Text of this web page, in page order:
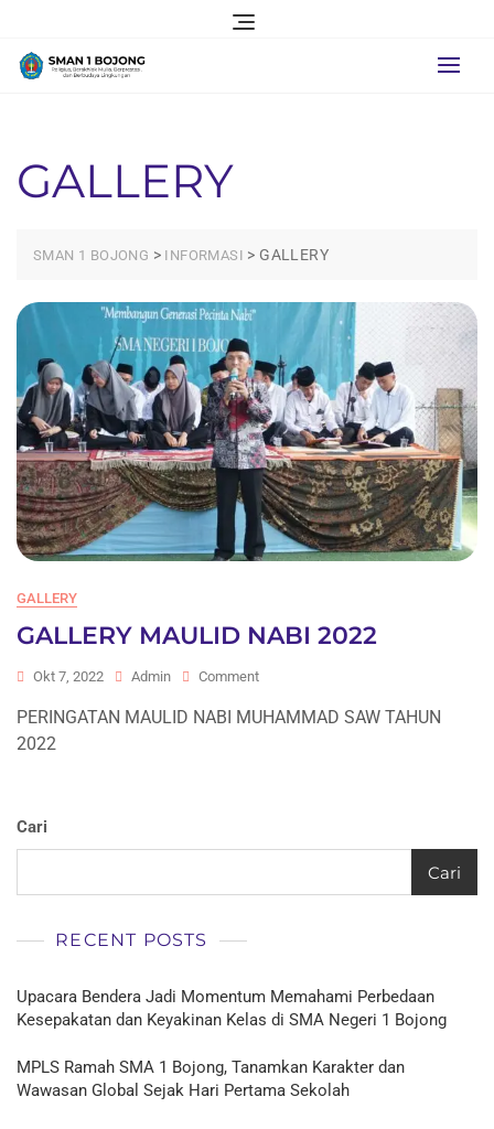
content
GALLERY
SMAN 1 BOJONG > INFORMASI > GALLERY
GALLERY
GALLERY MAULID NABI 2022
Okt 7, 2022 Admin CommentOn
MAULID
PERINGATAN MAULID NABI MUHAMMAD SAW TAHUN
2022
Cari
Cari
RECENT POSTS
Upacara Bendera Jadi Momentum Memahami Perbedaan
Kesepakatan dan Keyakinan Kelas di SMA Negeri 1 Bojong
MPLS Ramah SMA 1 Bojong, Tanamkan Karakter dan
Wawasan Global Sejak Hari Pertama Sekolah